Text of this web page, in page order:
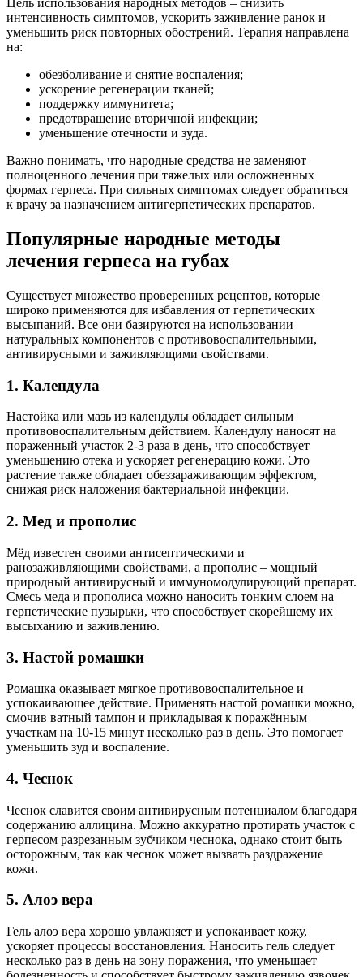
Цель использования народных методов – снизить
интенсивность симптомов, ускорить заживление ранок и
уменьшить риск повторных обострений. Терапия направлена
на:
обезболивание и снятие воспаления;
ускорение регенерации тканей;
поддержку иммунитета;
предотвращение вторичной инфекции;
уменьшение отечности и зуда.
Важно понимать, что народные средства не заменяют
полноценного лечения при тяжелых или осложненных
формах герпеса. При сильных симптомах следует обратиться
к врачу за назначением антигерпетических препаратов.
Популярные народные методы
лечения герпеса на губах
Существует множество проверенных рецептов, которые
широко применяются для избавления от герпетических
высыпаний. Все они базируются на использовании
натуральных компонентов с противовоспалительными,
антивирусными и заживляющими свойствами.
1. Календулa
Настойка или мазь из календулы обладает сильным
противовоспалительным действием. Календулу наносят на
пораженный участок 2-3 раза в день, что способствует
уменьшению отека и ускоряет регенерацию кожи. Это
растение также обладает обеззараживающим эффектом,
снижая риск наложения бактериальной инфекции.
2. Мед и прополис
Мёд известен своими антисептическими и
ранозаживляющими свойствами, а прополис – мощный
природный антивирусный и иммуномодулирующий препарат.
Смесь меда и прополиса можно наносить тонким слоем на
герпетические пузырьки, что способствует скорейшему их
высыханию и заживлению.
3. Настой ромашки
Ромашка оказывает мягкое противовоспалительное и
успокаивающее действие. Применять настой ромашки можно,
смочив ватный тампон и прикладывая к поражённым
участкам на 10-15 минут несколько раз в день. Это помогает
уменьшить зуд и воспаление.
4. Чеснок
Чеснок славится своим антивирусным потенциалом благодаря
содержанию аллицина. Можно аккуратно протирать участок с
герпесом разрезанным зубчиком чеснока, однако стоит быть
осторожным, так как чеснок может вызвать раздражение
кожи.
5. Алоэ вера
Гель алоэ вера хорошо увлажняет и успокаивает кожу,
ускоряет процессы восстановления. Наносить гель следует
несколько раз в день на зону поражения, что уменьшает